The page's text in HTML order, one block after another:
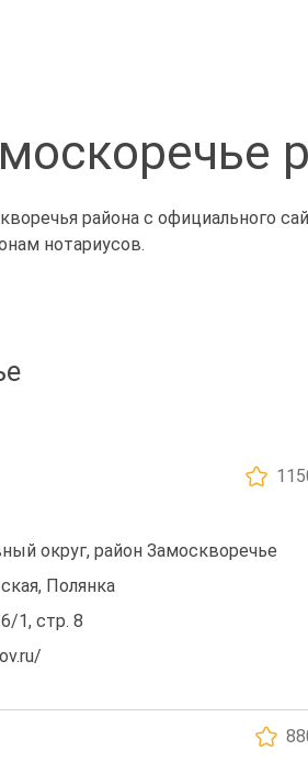
района с официального
нотариусов.
округ, район Замоскворечье
Полянка
1, стр. 8